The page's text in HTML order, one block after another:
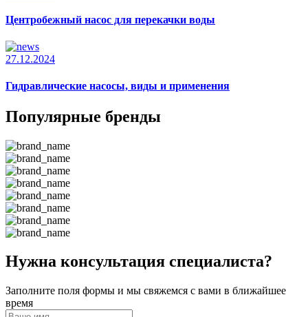
Центробежный насос для перекачки воды
27.12.2024
Гидравлические насосы, виды и применения
Популярные бренды
Нужна консультация специалиста?
Заполните поля формы и мы свяжемся с вами в ближайшее
время